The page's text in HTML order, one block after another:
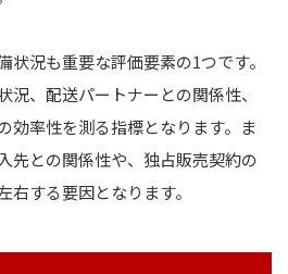
状況も重要な評価要素の1つです。
況、配送パートナーとの関係性、
効率性を測る指標となります。ま
先との関係性や、独占販売契約の
する要因となります。